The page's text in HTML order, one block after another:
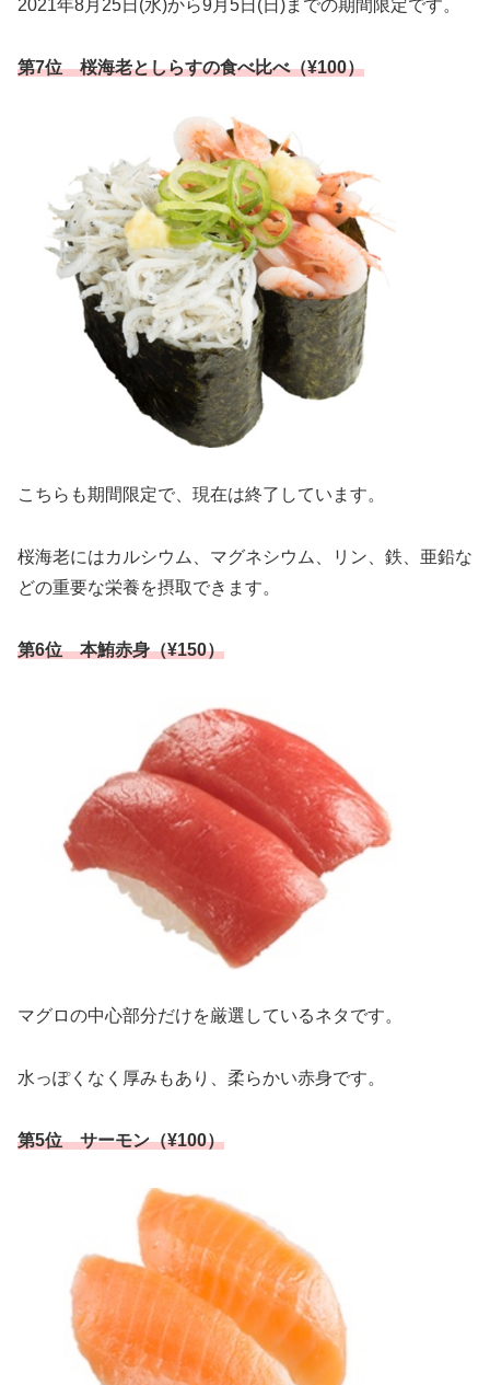
2021年8月25日(水)から9月5日(日)までの期間限定です。
第7位 桜海老としらすの食べ比べ（¥100）
こちらも期間限定で、現在は終了しています。
桜海老にはカルシウム、マグネシウム、リン、鉄、亜鉛な
どの重要な栄養を摂取できます。
第6位 本鮪赤身（¥150）
マグロの中心部分だけを厳選しているネタです。
水っぽくなく厚みもあり、柔らかい赤身です。
第5位 サーモン（¥100）